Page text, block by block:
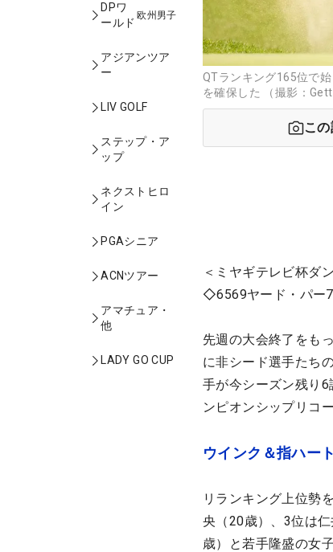
DPワ
ールド
欧州男子
アジアンツア
ー
LIV GOLF
ステップ・ア
ップ
ネクストヒロ
イン
PGAシニア
ACNツアー
アマチュア・
他
LADY GO CUP
QTランキング165位で
を確保した （撮影：
こ
＜ミヤギテレビ杯ダ
◇6569ヤード・パー
先週の大会終了をも
に非シード選手たち
手が今シーズン残り6
ンピオンシップリコ
ウインク＆指ハー
リランキング上位勢
央（20歳）、3位は
歳）と若手隆盛の女